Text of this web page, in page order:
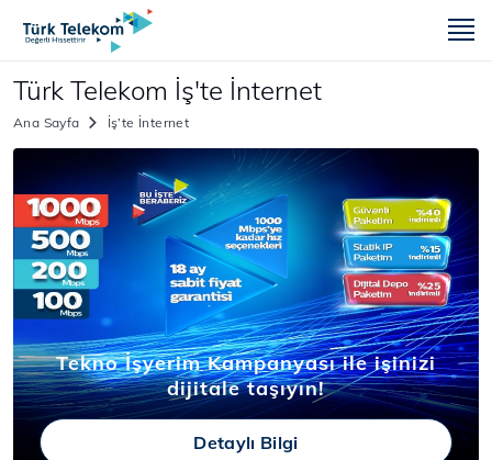
Türk Telekom İş'te İnternet
Ana Sayfa İş’te İnternet
Tekno İşyerim Kampanyası ile işinizi
dijitale taşıyın!
Detaylı Bilgi